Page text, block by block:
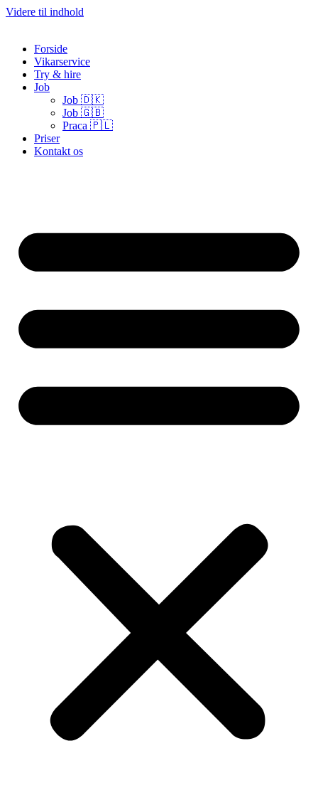
Videre til indhold
Forside
Vikarservice
Try & hire
Job
Job 🇩🇰
Job 🇬🇧
Praca 🇵🇱
Priser
Kontakt os